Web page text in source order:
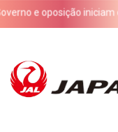
e oposição iniciam